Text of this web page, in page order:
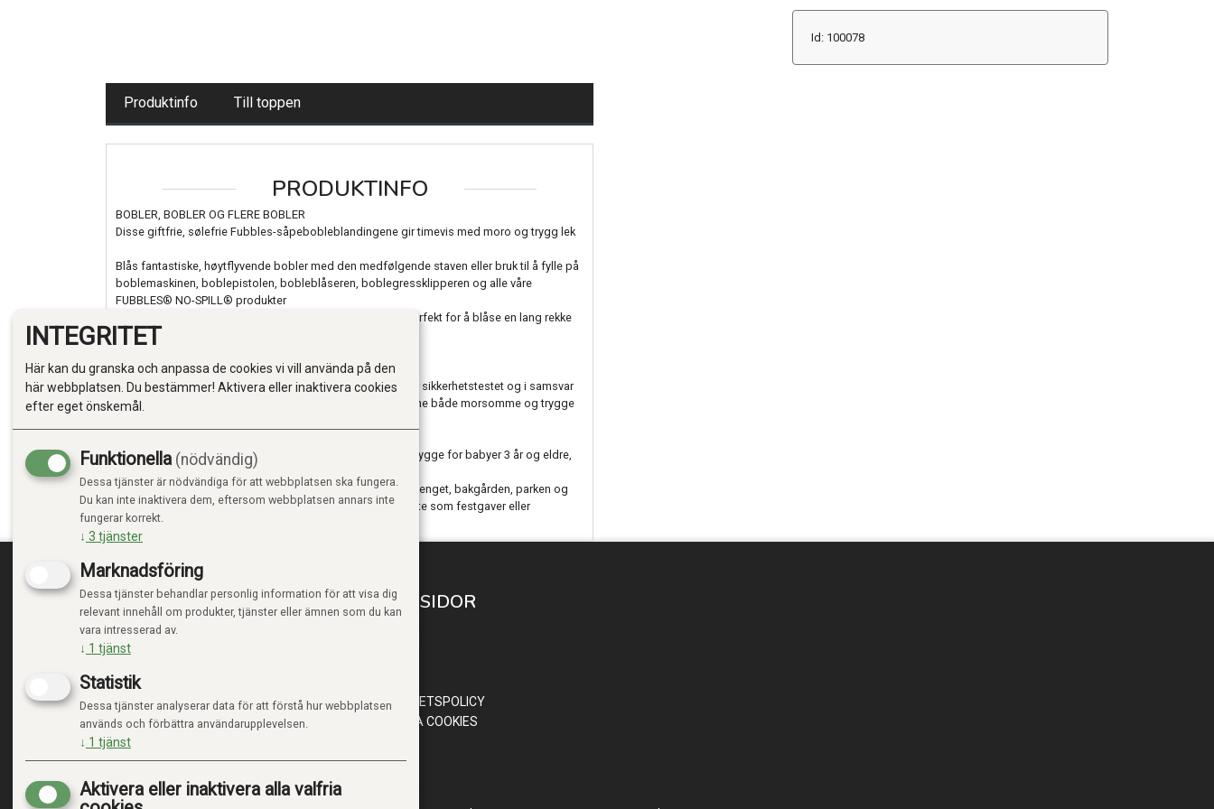
Id: 100078
Produktinfo Till toppen
PRODUKTINFO
BOBLER, BOBLER OG FLERE BOBLER
Disse giftfrie, sølefrie Fubbles-såpebobleblandingene gir timevis med moro og trygg lek
Blås fantastiske, høytflyvende bobler med den medfølgende staven eller bruk til å fylle på
boblemaskinen, boblepistolen, bobleblåseren, boblegressklipperen og alle våre
FUBBLES® NO-SPILL® produkter
Den medfølgende boblestaven har hull i flere størrelser, perfekt for å blåse en lang rekke
boblestørrelser.
TRYGG OG IKKE GIFTIG:
Fubbles Bobler er giftfrie, inneholder ingen fargestoffer, er sikkerhetstestet og i samsvar
med alle EU krav og standarder, noe som gjør disse boblene både morsomme og trygge
Disse boblene er spesielt formulert for å være giftfrie og trygge for babyer 3 år og eldre,
og barn i alle bobleelskende aldre
Såpeboblene våre er de perfekte lekene for stranden, bassenget, bakgården, parken og
enhver annen utendørsaktivitet. Disse boblene er også flotte som festgaver eller
bursdagsgave til jenter og gutter
TRENDTOYS.SE
OM TRENDTOYS
MINA SIDOR
INTEGRITETSPOLICY
HANTERA COOKIES
INTEGRITET
Här kan du granska och anpassa de cookies vi vill använda på den
här webbplatsen. Du bestämmer! Aktivera eller inaktivera cookies
efter eget önskemål.
Funktionella (nödvändig)
Dessa tjänster är nödvändiga för att webbplatsen ska fungera.
Du kan inte inaktivera dem, eftersom webbplatsen annars inte
fungerar korrekt.
↓ 3 tjänster
Marknadsföring
Dessa tjänster behandlar personlig information för att visa dig
relevant innehåll om produkter, tjänster eller ämnen som du kan
vara intresserad av.
↓ 1 tjänst
Statistik
Dessa tjänster analyserar data för att förstå hur webbplatsen
används och förbättra användarupplevelsen.
↓ 1 tjänst
Aktivera eller inaktivera alla valfria